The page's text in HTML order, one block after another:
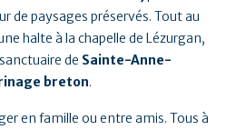
de paysages préservés. Tout au
halte à la chapelle de Lézurgan,
de Sainte-Anne-
breton.
en famille ou entre amis. Tous à